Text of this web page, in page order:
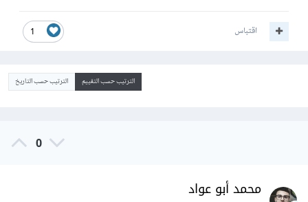
1 اقتباس
الترتيب حسب التقييم الترتيب حسب التاريخ
0
محمد أبو عواد